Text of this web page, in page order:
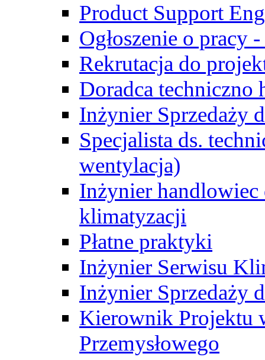
Product Support
Ogłoszenie o pracy
Rekrutacja do
Doradca techniczno
Inżynier Sprzedaży
Specjalista ds.
wentylacja)
Inżynier handlowiec
klimatyzacji
Płatne praktyki
Inżynier Serwisu
Inżynier Sprzedaży
Kierownik Projektu
Przemysłowego